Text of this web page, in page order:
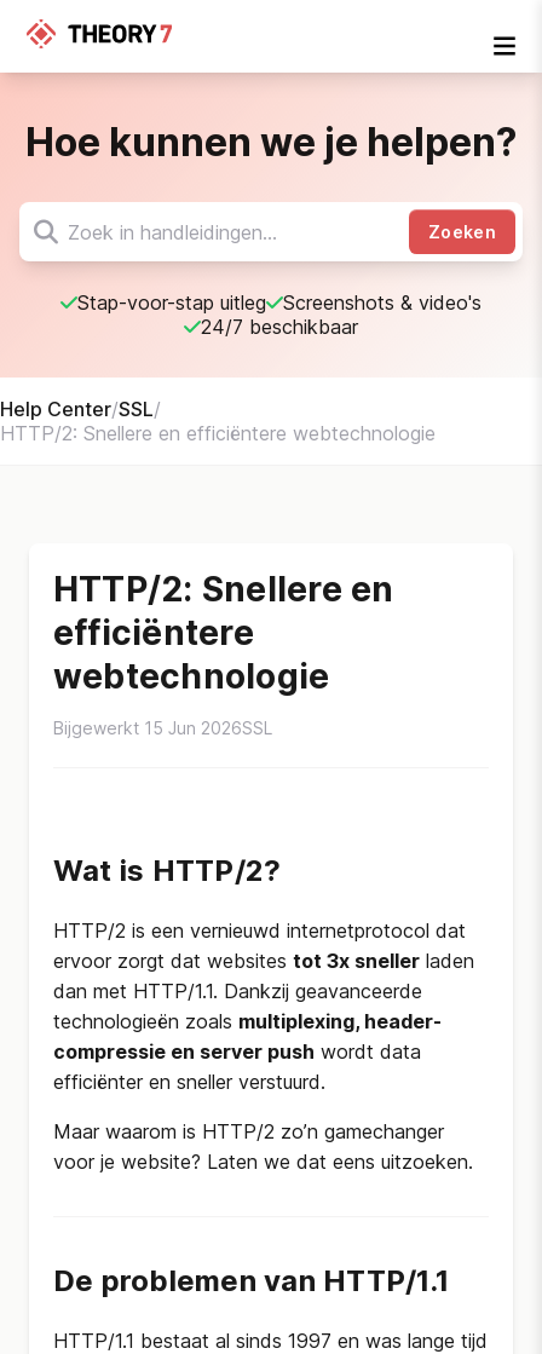
Hoe kunnen we je helpen?
Zoeken
Stap-voor-stap uitleg
Screenshots & video's
24/7 beschikbaar
Help Center/SSL/
HTTP/2: Snellere en efficiëntere webtechnologie
HTTP/2: Snellere en
efficiëntere
webtechnologie
Bijgewerkt 15 Jun 2026SSL
Wat is HTTP/2?
HTTP/2 is een vernieuwd internetprotocol dat
ervoor zorgt dat websites tot 3x sneller laden
dan met HTTP/1.1. Dankzij geavanceerde
technologieën zoals multiplexing, header-
compressie en server push wordt data
efficiënter en sneller verstuurd.
Maar waarom is HTTP/2 zo’n gamechanger
voor je website? Laten we dat eens uitzoeken.
De problemen van HTTP/1.1
HTTP/1.1 bestaat al sinds 1997 en was lange tijd